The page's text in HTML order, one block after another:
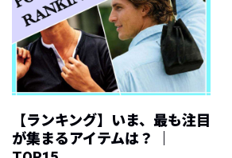
【ランキング】いま、最も注目
が集まるアイテムは？ ｜